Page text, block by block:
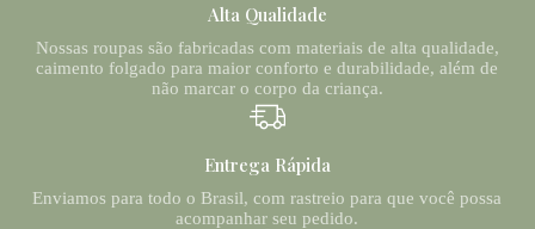
Alta Qualidade
Nossas roupas são fabricadas com materiais de alta qualidade,
caimento folgado para maior conforto e durabilidade, além de
não marcar o corpo da criança.
Entrega Rápida
Enviamos para todo o Brasil, com rastreio para que você possa
acompanhar seu pedido.